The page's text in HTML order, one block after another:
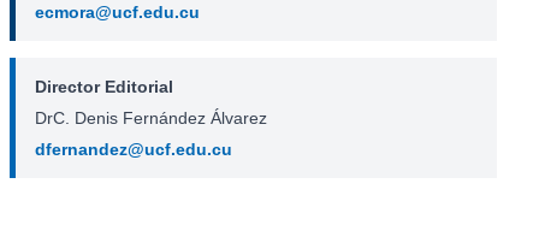
ecmora@ucf.edu.cu
Director Editorial
DrC. Denis Fernández Álvarez
dfernandez@ucf.edu.cu